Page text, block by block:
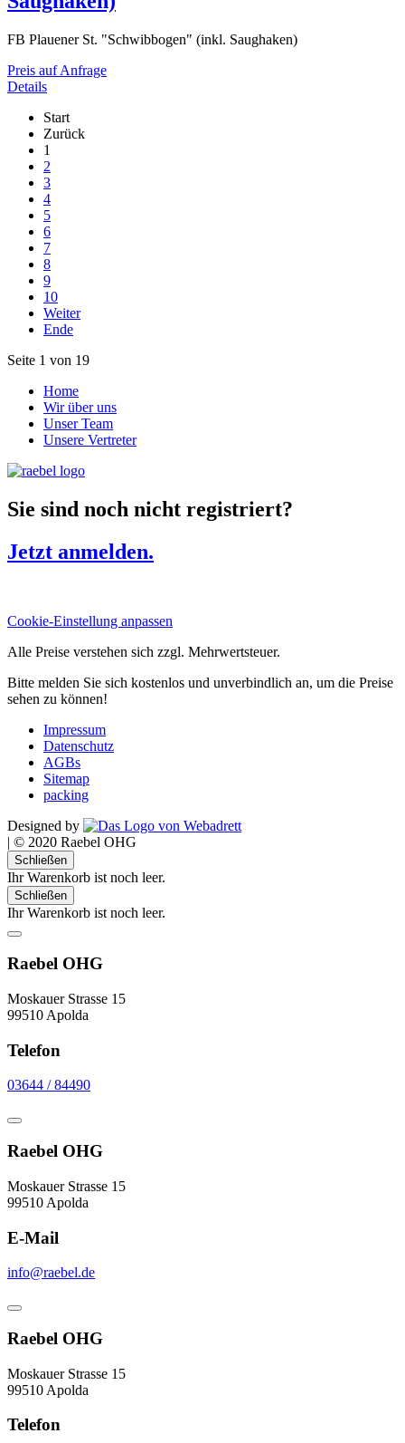
FB Plauener St. "Schwibbogen" (inkl. Saughaken)
Preis auf Anfrage
Details
Start
Zurück
1
2
3
4
5
6
7
8
9
10
Weiter
Ende
Seite 1 von 19
Home
Wir über uns
Unser Team
Unsere Vertreter
Sie sind noch nicht registriert?
Jetzt anmelden.
Cookie-Einstellung anpassen
Alle Preise verstehen sich zzgl. Mehrwertsteuer.
Bitte melden Sie sich kostenlos und unverbindlich an, um die Preise
sehen zu können!
Impressum
Datenschutz
AGBs
Sitemap
packing
Designed by
| © 2020 Raebel OHG
Schließen
Ihr Warenkorb ist noch leer.
Schließen
Ihr Warenkorb ist noch leer.
Raebel OHG
Moskauer Strasse 15
99510 Apolda
Telefon
03644 / 84490
Raebel OHG
Moskauer Strasse 15
99510 Apolda
E-Mail
info@raebel.de
Raebel OHG
Moskauer Strasse 15
99510 Apolda
Telefon